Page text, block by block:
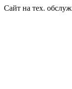
Сайт на тех.